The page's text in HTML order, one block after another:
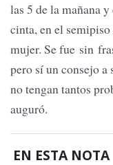
las 5 de la mañana
cinta, en el
mujer. Se fue sin
pero sí un consejo a
no tengan tantos
auguró.
EN ESTA NOTA